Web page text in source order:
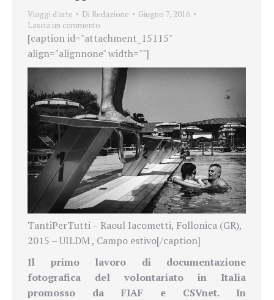
Viaggi d'arte Di Redazione
Giugno 7, 2016
Lascia un commento
[caption id="attachment_15115"
align="alignnone" width=""]
TantiPerTutti – Raoul Iacometti, Follonica (GR),
2015 – UILDM , Campo estivo[/caption]
Il primo lavoro di documentazione
fotografica del volontariato in Italia
promosso da FIAF e CSVnet. In